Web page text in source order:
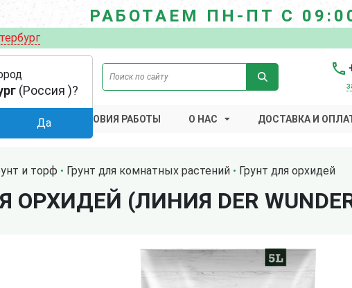
РАБОТАЕМ ПН-ПТ С
АКЦИИ УСЛОВИЯ РАБОТЫ О НАС ДОСТАВКА И
и торф Грунт для комнатных растений Грунт для орхидей
ОРХИДЕЙ (ЛИНИЯ DER
(Россия )?
Да